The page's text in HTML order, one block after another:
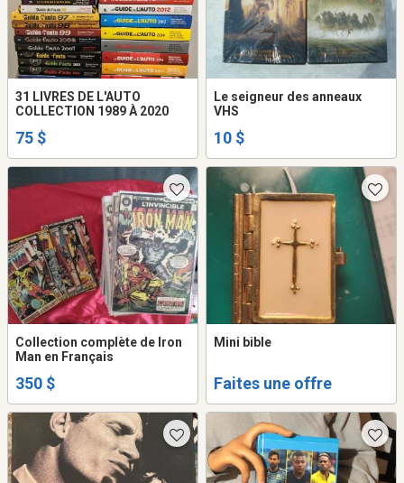
31 LIVRES DE L'AUTO
COLLECTION 1989 À 2020
75 $
Le seigneur des anneaux
VHS
10 $
Collection complète de Iron
Man en Français
350 $
Mini bible
Faites une offre